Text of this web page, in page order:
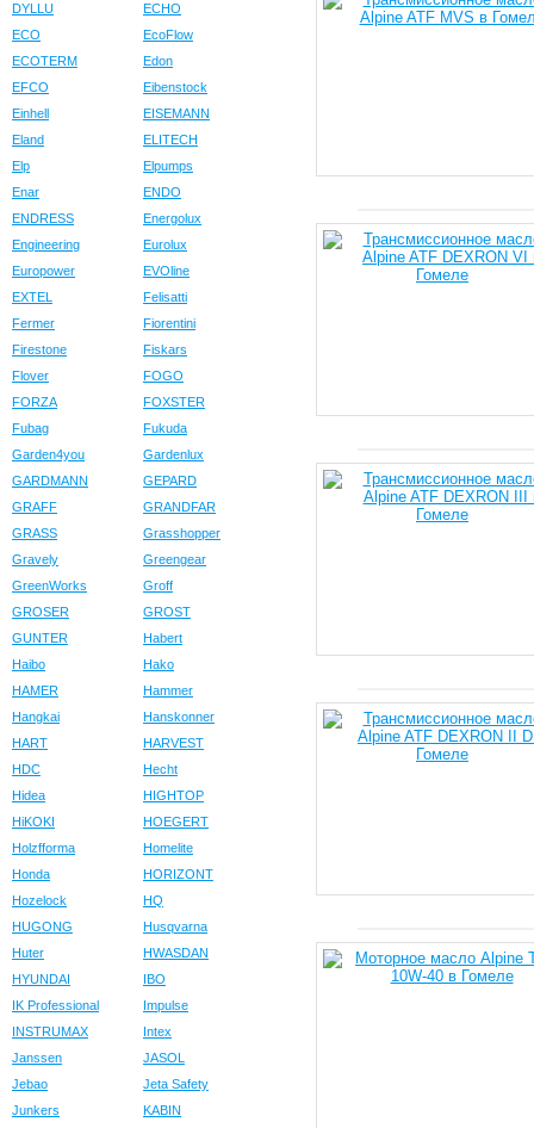
DYLLU
ECHO
ECO
EcoFlow
ECOTERM
Edon
EFCO
Eibenstock
Einhell
EISEMANN
Eland
ELITECH
Elp
Elpumps
Enar
ENDO
ENDRESS
Energolux
Engineering
Eurolux
Europower
EVOline
EXTEL
Felisatti
Fermer
Fiorentini
Firestone
Fiskars
Flover
FOGO
FORZA
FOXSTER
Fubag
Fukuda
Garden4you
Gardenlux
GARDMANN
GEPARD
GRAFF
GRANDFAR
GRASS
Grasshopper
Gravely
Greengear
GreenWorks
Groff
GROSER
GROST
GUNTER
Habert
Haibo
Hako
HAMER
Hammer
Hangkai
Hanskonner
HART
HARVEST
HDC
Hecht
Hidea
HIGHTOP
HiKOKI
HOEGERT
Holzfforma
Homelite
Honda
HORIZONT
Hozelock
HQ
HUGONG
Husqvarna
Huter
HWASDAN
HYUNDAI
IBO
IK Professional
Impulse
INSTRUMAX
Intex
Janssen
JASOL
Jebao
Jeta Safety
Junkers
KABIN